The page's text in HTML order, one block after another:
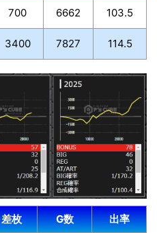
700 6662 103.5
3400 7827 114.5
差枚 G数 出率